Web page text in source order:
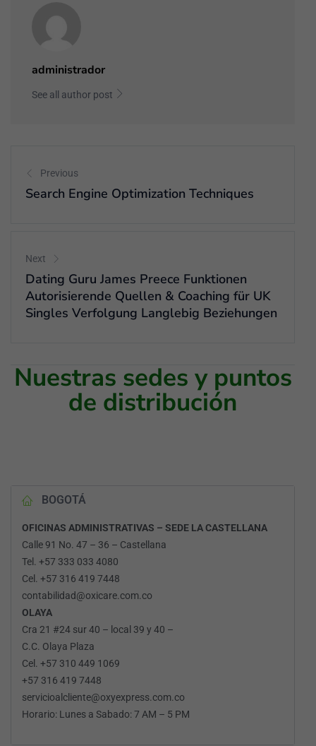
administrador
See all author post
Previous
Search Engine Optimization Techniques
Next
Dating Guru James Preece Funktionen
Autorisierende Quellen & Coaching für UK
Singles Verfolgung Langlebig Beziehungen
Nuestras sedes y puntos
de distribución
BOGOTÁ
OFICINAS ADMINISTRATIVAS – SEDE LA CASTELLANA
Calle 91 No. 47 – 36 – Castellana
Tel. +57 333 033 4080
Cel. +57 316 419 7448
contabilidad@oxicare.com.co
OLAYA
Cra 21 #24 sur 40 – local 39 y 40 –
C.C. Olaya Plaza
Cel. +57 310 449 1069
+57 316 419 7448
servicioalcliente@oxyexpress.com.co
Horario: Lunes a Sabado: 7 AM – 5 PM